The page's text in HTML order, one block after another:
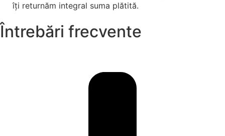
îți returnăm integral suma plătită.
Întrebări frecvente